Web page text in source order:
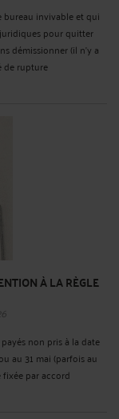
invivable et qui
pour quitter
démissionner (il n’y a
de rupture
À LA RÈGLE
non pris à la date
au 31 mai (parfois au
fixée par accord